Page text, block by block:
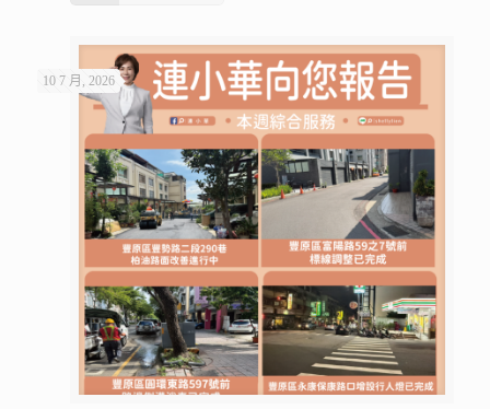
10 7 月, 2026